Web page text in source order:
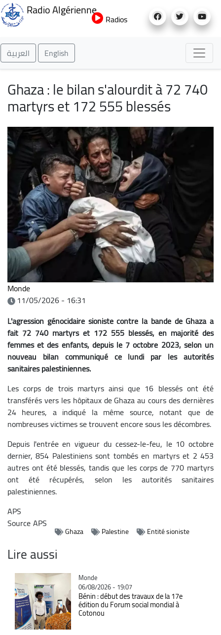
au
Radio Algérienne
Radios
العربية English
Ghaza : le bilan s'alourdit à 72 740
martyrs et 172 555 blessés
Monde
11/05/2026 - 16:31
L'agression génocidaire sioniste contre la bande de Ghaza a
fait 72 740 martyrs et 172 555 blessés, en majorité des
femmes et des enfants, depuis le 7 octobre 2023, selon un
nouveau bilan communiqué ce lundi par les autorités
sanitaires palestiniennes.
Les corps de trois martyrs ainsi que 16 blessés ont été
transférés vers les hôpitaux de Ghaza au cours des dernières
24 heures, a indiqué la même source, notant que de
nombreuses victimes se trouvent encore sous les décombres.
Depuis l'entrée en vigueur du cessez-le-feu, le 10 octobre
dernier, 854 Palestiniens sont tombés en martyrs et 2 453
autres ont été blessés, tandis que les corps de 770 martyrs
ont été récupérés, selon les autorités sanitaires
palestiniennes.
APS
SourceAPS
Ghaza Palestine Entité sioniste
Lire aussi
Catégorie
Monde
06/08/2026 - 19:07
Bénin : début des travaux de la 17e
édition du Forum social mondial à
Cotonou